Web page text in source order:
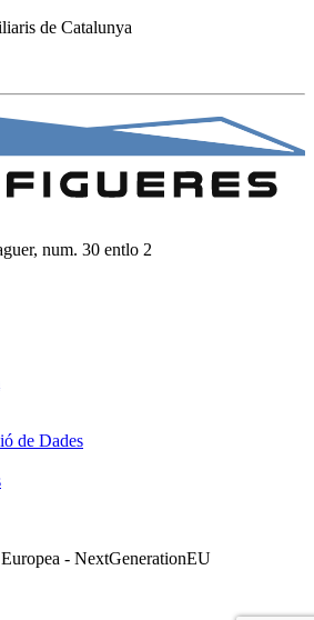
de Catalunya
num. 30 entlo 2
de Dades
- NextGenerationEU